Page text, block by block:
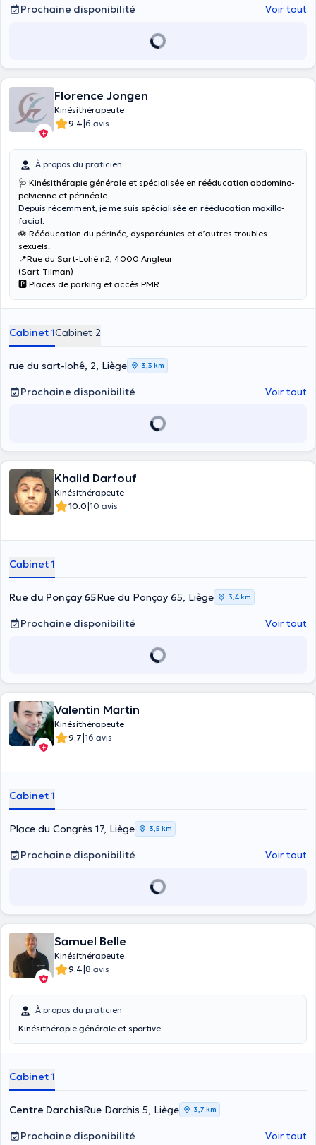
Prochaine disponibilité Voir tout
Florence Jongen
Kinésithérapeute
9.4|6 avis
À propos du praticien
🩺 Kinésithérapie générale et spécialisée en rééducation abdomino-
pelvienne et périnéale
Depuis récemment, je me suis spécialisée en rééducation maxillo-
facial.
🪷 Rééducation du périnée, dysparéunies et d’autres troubles
sexuels.
📍Rue du Sart-Lohê n2, 4000 Angleur
(Sart-Tilman)
🅿️ Places de parking et accès PMR
Cabinet 1Cabinet 2
rue du sart-lohê, 2, Liège 3,3 km
Prochaine disponibilité Voir tout
Khalid Darfouf
Kinésithérapeute
10.0|10 avis
Cabinet 1
Rue du Ponçay 65Rue du Ponçay 65, Liège 3,4 km
Prochaine disponibilité Voir tout
Valentin Martin
Kinésithérapeute
9.7|16 avis
Cabinet 1
Place du Congrès 17, Liège 3,5 km
Prochaine disponibilité Voir tout
Samuel Belle
Kinésithérapeute
9.4|8 avis
À propos du praticien
Kinésithérapie générale et sportive
Cabinet 1
Centre DarchisRue Darchis 5, Liège 3,7 km
Prochaine disponibilité Voir tout